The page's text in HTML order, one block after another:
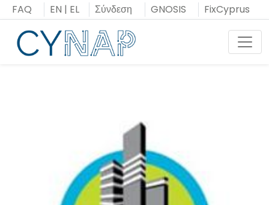
Μεταπήδηση
στο
περιεχόμενο
FAQ EN | EL Σύνδεση GNOSIS FixCyprus